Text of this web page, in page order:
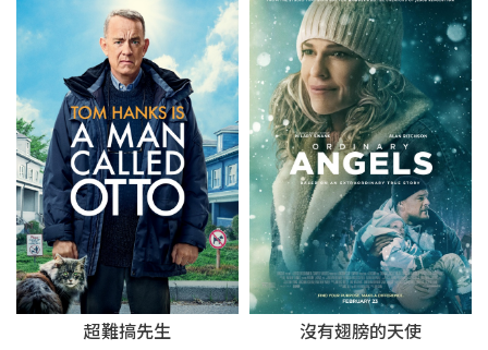
超難搞先生 沒有翅膀的天使